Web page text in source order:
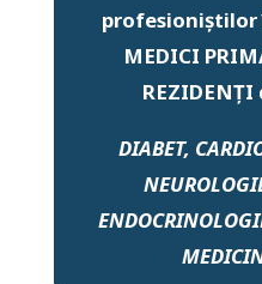
profesioniștilor
MEDICI
REZIDENȚI
DIABET,